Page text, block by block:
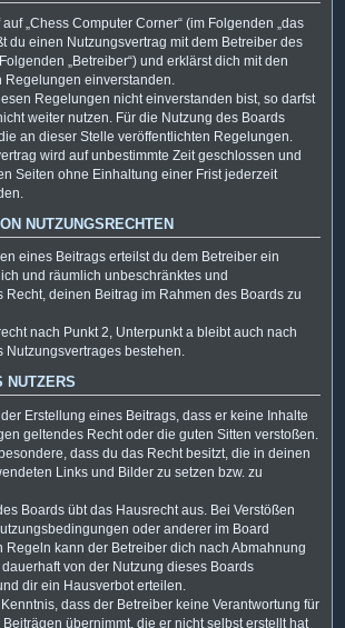
auf „Chess Computer Corner“ (im Folgenden „das
du einen Nutzungsvertrag mit dem Betreiber des
„Betreiber“) und erklärst dich mit den
Regelungen einverstanden.
Regelungen nicht einverstanden bist, so darfst
weiter nutzen. Für die Nutzung des Boards
an dieser Stelle veröffentlichten Regelungen.
wird auf unbestimmte Zeit geschlossen und
Seiten ohne Einhaltung einer Frist jederzeit
NUTZUNGSRECHTEN
eines Beitrags erteilst du dem Betreiber ein
und räumlich unbeschränktes und
Recht, deinen Beitrag im Rahmen des Boards zu
nach Punkt 2, Unterpunkt a bleibt auch nach
Nutzungsvertrages bestehen.
NUTZERS
Erstellung eines Beitrags, dass er keine Inhalte
geltendes Recht oder die guten Sitten verstoßen.
dass du das Recht besitzt, die in deinen
Links und Bilder zu setzen bzw. zu
Boards übt das Hausrecht aus. Bei Verstößen
oder anderer im Board
Regeln kann der Betreiber dich nach Abmahnung
von der Nutzung dieses Boards
dir ein Hausverbot erteilen.
dass der Betreiber keine Verantwortung für
übernimmt, die er nicht selbst erstellt hat